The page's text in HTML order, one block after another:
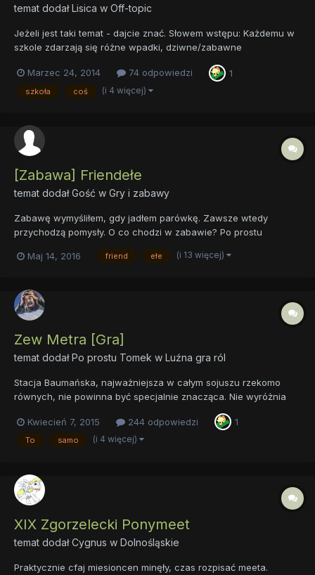
temat dodałLisica w Off-topic
Jeżeli jest taki temat - dajcie znać. Słowem wstępu: Każdemu w
szkole zdarzają się różne wpadki, dziwne/zabawne
nauczycieli bądź uczniów nie wspominając. A jak wiadomo -
śmiechu nigdy za wiele. No to ja na pierwszy ogień. Matema...
Marzec 24, 2014 74 odpowiedzi 1
szkoła coś (i 4 więcej)
[Zabawa] Friendełe
temat dodał Gość w Gry i zabawy
Zabawę wymyśliłem, gdy jadłem parówkę. Zawsze wtedy
przychodzą pomysły. O co chodzi w zabawie? Po prostu
przyjaciółmi na tym zacnym forum. Moi przyjaciele: Parówka
Maj 14, 2016 friend ełe (i 13 więcej)
Zew Metra [Gra]
temat dodałPo prostu Tomek w Luźna gra ról
Stacja Baumańska, najważniejsza w całym sojuszu rzekomo
równych, nie powinna być specjalnie znacząca. Nie wyróżnia
odwiedzenia dzielnicy Moskwy... i pewnie by tak zostało, ale tak
się złożyło, że wybuchła wojna. Tak gdzieś trochę ponad dwad...
Kwiecień 7, 2015 244 odpowiedzi 1
To samo (i 4 więcej)
XIX Zgorzelecki Ponymeet
temat dodałCygnus w Dolnośląskie
Praktycznie cfaj miesioncen minęły, czas rozpisać meeta.